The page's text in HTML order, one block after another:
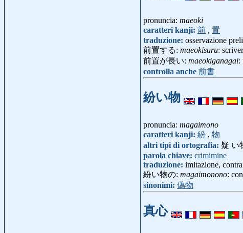
pronuncia: maeoki
caratteri kanji: 前 , 置
traduzione: osservazione
前置する: maeokisuru:
前置が長い: maeokiganagai:
controlla anche 前書
紛い物
pronuncia: magaimono
caratteri kanji: 紛 , 物
altri tipi di ortografia: 疑 い
parola chiave: crimimine
traduzione: imitazione,
紛い物の: magaimonono:
sinonimi: 偽物
真心